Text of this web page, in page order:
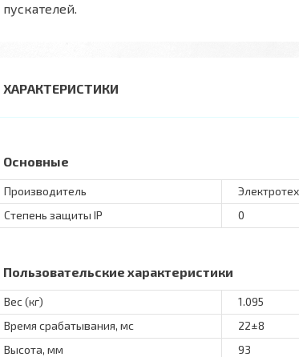
пускателей.
ХАРАКТЕРИСТИКИ
Основные
Производитель
Степень защиты IP
0
Пользовательские характеристики
Вес (кг)
1.095
Время срабатывания, мс
22±8
Высота, мм
93